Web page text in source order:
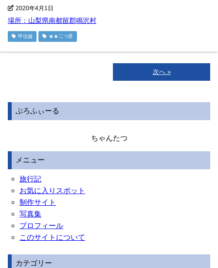
2020年4月1日
場所：山梨県南都留郡鳴沢村
甲信越 ★★二つ星
次へ »
ぷろふぃーる
ちゃんたつ
メニュー
旅行記
お気に入りスポット
制作サイト
写真集
プロフィール
このサイトについて
カテゴリー